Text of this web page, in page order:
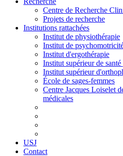
Centre de Recherche
Projets de recherche
Institutions rattachées
Institut de physiothérapie
Institut de
Institut d'ergothérapie
Institut supérieur de
Institut supérieur
École de sages-femmes
Centre Jacques Loiselet
médicales
USJ
Contact